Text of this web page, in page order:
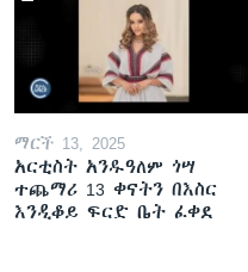
ማርች 13, 2025
አርቲስት አንዱዓለም ጎሣ
ተጨማሪ 13 ቀናትን በእስር
እንዲቆይ ፍርድ ቤት ፈቀደ